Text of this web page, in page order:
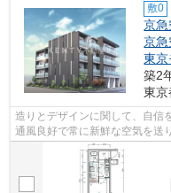
敷0
京急
京急
東
築2
東京
造りとデザインに関して、自信
通風良好で常に新鮮な空気を送
ル張りは、汚れが付きにくいの